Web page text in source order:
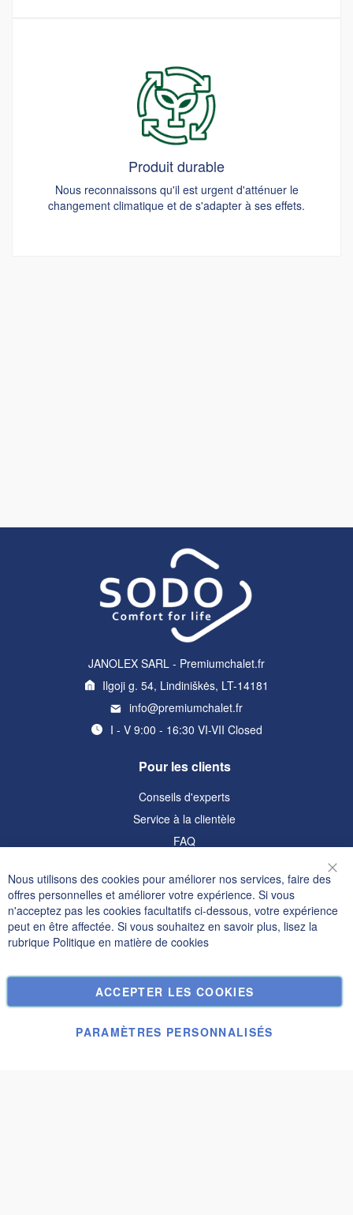
Produit durable
Nous reconnaissons qu'il est urgent d'atténuer le
changement climatique et de s'adapter à ses effets.
JANOLEX SARL - Premiumchalet.fr
Ilgoji g. 54, Lindiniškės, LT-14181
info@premiumchalet.fr
I - V 9:00 - 16:30 VI-VII Closed
Pour les clients
Conseils d'experts
Service à la clientèle
FAQ
Informations
Politique de confidentialité et cookies
Termes de recherche
Commandes et retours
Nous contacter
Nous utilisons des cookies pour améliorer nos services, faire des
offres personnelles et améliorer votre expérience. Si vous
n'acceptez pas les cookies facultatifs ci-dessous, votre expérience
peut en être affectée. Si vous souhaitez en savoir plus, lisez la
rubrique Politique en matière de cookies
ACCEPTER LES COOKIES
PARAMÈTRES PERSONNALISÉS